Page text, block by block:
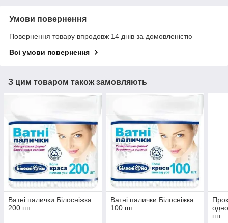
Умови повернення
Повернення товару впродовж 14 днів за домовленістю
Всі умови повернення
З цим товаром також замовляють
Ватні палички Білосніжка
200 шт
Ватні палички Білосніжка
100 шт
шт